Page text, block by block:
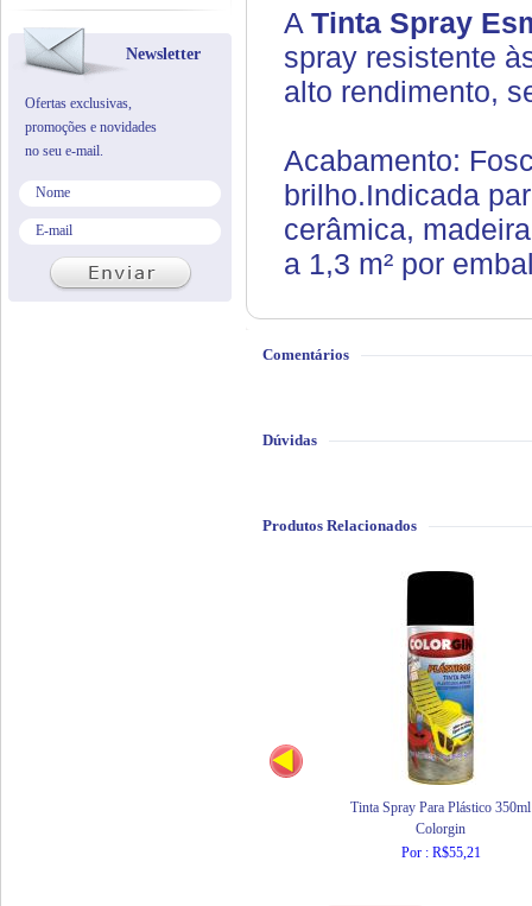
A Tinta Spray
spray resistente
alto rendimento,
Acabamento:
brilho.Indicada
cerâmica,
a 1,3 m² por
Comentários
Dúvidas
Produtos Relacionados
Tinta Spray Para Plástico 350ml
Colorgin
Por : R$55,21
Newsletter
Ofertas exclusivas,
promoções e novidades
no seu e-mail.